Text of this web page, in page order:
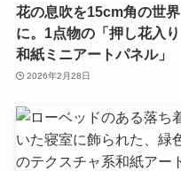
花の息吹を15cm角の世界
に。1点物の「押し花入り
和紙ミニアートパネル」
2026年2月28日